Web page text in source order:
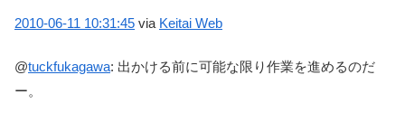
2010-06-11 10:31:45 via Keitai Web
@tuckfukagawa: 出かける前に可能な限り作業を進めるのだ
ー。